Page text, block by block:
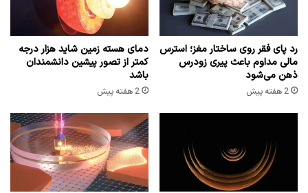
رد پای فقر روی ساختار مغز؛ استرس
مالی مداوم باعث پیری زودرس
ذهن می‌شود
2 هفته پیش
دمای هسته زمین شاید هزار درجه
کمتر از تصور پیشین دانشمندان
باشد
2 هفته پیش